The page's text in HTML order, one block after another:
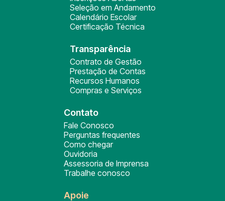
Seleção em Andamento
Calendário Escolar
Certificação Técnica
Transparência
Contrato de Gestão
Prestação de Contas
Recursos Humanos
Compras e Serviços
Contato
Fale Conosco
Perguntas frequentes
Como chegar
Ouvidoria
Assessoria de Imprensa
Trabalhe conosco
Apoie